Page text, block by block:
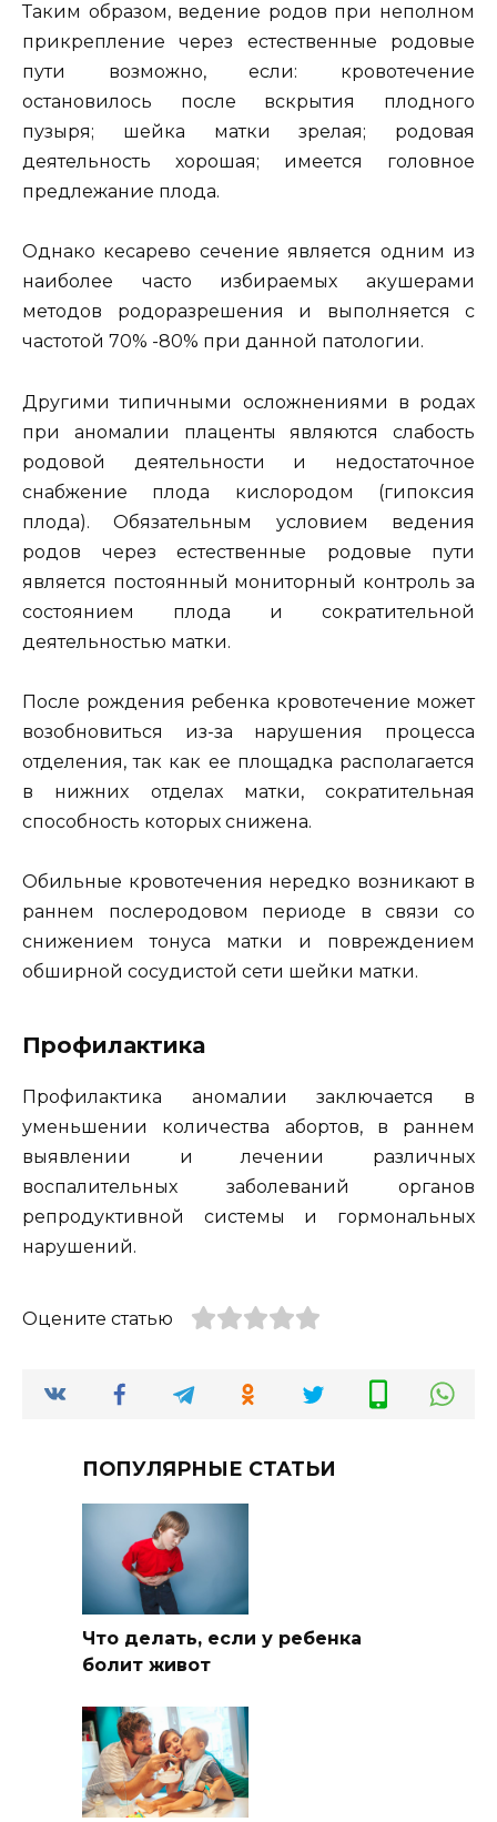
Таким образом, ведение родов при неполном
прикрепление через естественные родовые
пути возможно, если: кровотечение
остановилось после вскрытия плодного
пузыря; шейка матки зрелая; родовая
деятельность хорошая; имеется головное
предлежание плода.
Однако кесарево сечение является одним из
наиболее часто избираемых акушерами
методов родоразрешения и выполняется с
частотой 70% -80% при данной патологии.
Другими типичными осложнениями в родах
при аномалии плаценты являются слабость
родовой деятельности и недостаточное
снабжение плода кислородом (гипоксия
плода). Обязательным условием ведения
родов через естественные родовые пути
является постоянный мониторный контроль за
состоянием плода и сократительной
деятельностью матки.
После рождения ребенка кровотечение может
возобновиться из-за нарушения процесса
отделения, так как ее площадка располагается
в нижних отделах матки, сократительная
способность которых снижена.
Обильные кровотечения нередко возникают в
раннем послеродовом периоде в связи со
снижением тонуса матки и повреждением
обширной сосудистой сети шейки матки.
Профилактика
Профилактика аномалии заключается в
уменьшении количества абортов, в раннем
выявлении и лечении различных
воспалительных заболеваний органов
репродуктивной системы и гормональных
нарушений.
Оцените статью
ПОПУЛЯРНЫЕ СТАТЬИ
Что делать, если у ребенка
болит живот